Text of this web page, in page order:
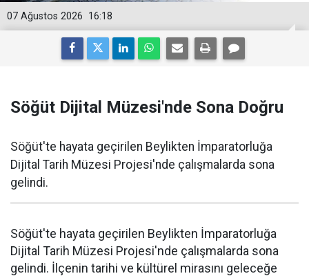
16:18
07 Ağustos 2026
Söğüt Dijital Müzesi'nde Sona Doğru
Söğüt'te hayata geçirilen Beylikten İmparatorluğa
Dijital Tarih Müzesi Projesi'nde çalışmalarda sona
gelindi.
Söğüt'te hayata geçirilen Beylikten İmparatorluğa
Dijital Tarih Müzesi Projesi'nde çalışmalarda sona
gelindi. İlçenin tarihi ve kültürel mirasını geleceğe